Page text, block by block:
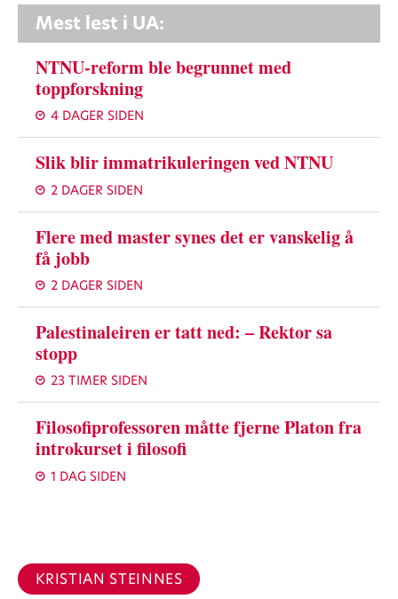
Mest lest i UA:
NTNU-reform ble begrunnet med
toppforskning
4 DAGER SIDEN
Slik blir immatrikuleringen ved NTNU
2 DAGER SIDEN
Flere med master synes det er vanskelig å
få jobb
2 DAGER SIDEN
Palestinaleiren er tatt ned: – Rektor sa
stopp
23 TIMER SIDEN
Filosofiprofessoren måtte fjerne Platon fra
introkurset i filosofi
1 DAG SIDEN
KRISTIAN STEINNES